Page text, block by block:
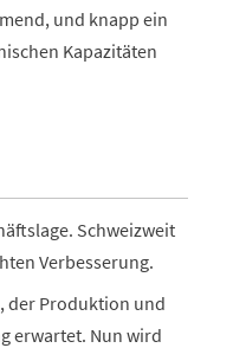
und knapp ein
Kapazitäten
Schweizweit
Verbesserung.
der Produktion und
erwartet. Nun wird